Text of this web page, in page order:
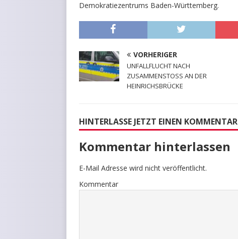
Demokratiezentrums Baden-Württemberg.
VORHERIGER
UNFALLFLUCHT NACH
ZUSAMMENSTOSS AN DER
HEINRICHSBRÜCKE
HINTERLASSE JETZT EINEN KOMMENTAR
Kommentar hinterlassen
E-Mail Adresse wird nicht veröffentlicht.
Kommentar